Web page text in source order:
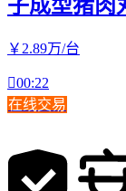
子成型猪肉
￥2.89万/台
00:22
在线交易